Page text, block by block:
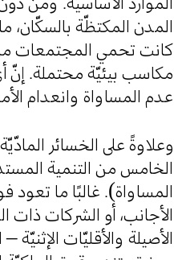
المدن المكتظّة بالسكّان،
كانت تحمي المجتمعات من
مكاسب بيئيّة محتملة. إنّ
عدم المساواة وانعدام
وعلاوةً على الخسائر
الخامس من التنمية
المساواة). غالبًا ما تعود
الأجانب، أو الشركات
الأصيلة والأقليّات